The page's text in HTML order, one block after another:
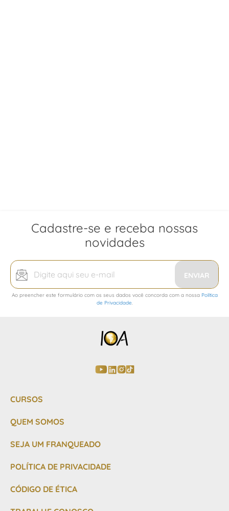
Cadastre-se e receba nossas
novidades
Inscreva-
se
na
nossa
Ao preencher este formulário com os seus dados você concorda com a nossa Política
de Privacidade.
ENVIAR
CURSOS
QUEM SOMOS
SEJA UM FRANQUEADO
POLÍTICA DE PRIVACIDADE
CÓDIGO DE ÉTICA